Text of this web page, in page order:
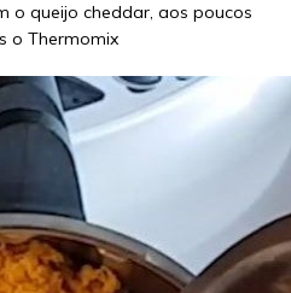
o queijo cheddar, aos poucos
o Thermomix